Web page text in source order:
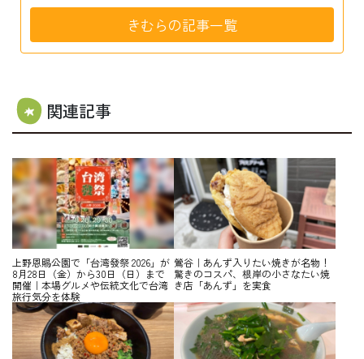
きむらの記事一覧
関連記事
上野恩賜公園で「台湾發祭 2026」が
8月28日（金）から30日（日）まで
開催｜本場グルメや伝統文化で台湾
旅行気分を体験
鶯谷｜あんず入りたい焼きが名物！
驚きのコスパ、根岸の小さなたい焼
き店「あんず」を実食